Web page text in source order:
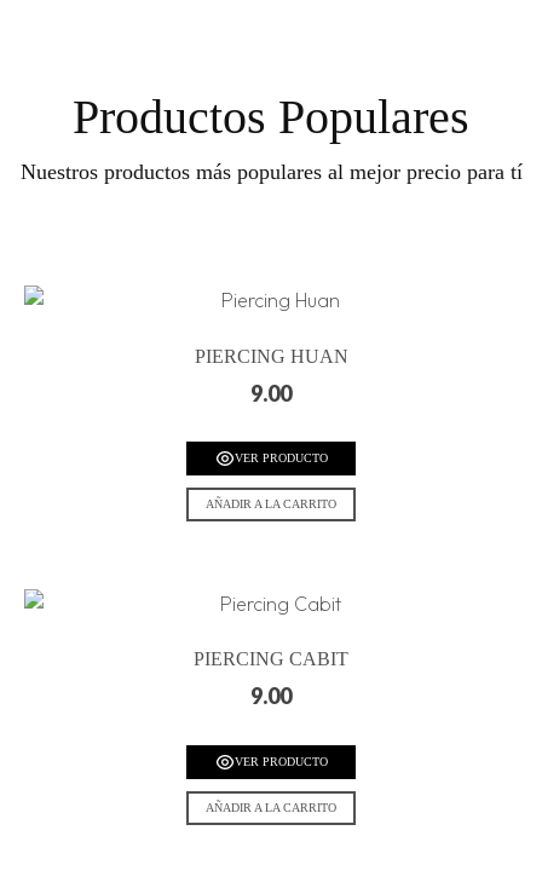
Productos Populares
Nuestros productos más populares al mejor precio para tí
PIERCING HUAN
9.00
VER PRODUCTO
AÑADIR A LA CARRITO
PIERCING CABIT
9.00
VER PRODUCTO
AÑADIR A LA CARRITO